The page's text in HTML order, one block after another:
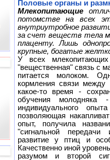
Половые органы и
Млекопитающие
потомстве на всех
внутриутробное
за счет веществ тела
плаценту. Лишь
крупные, богатые
У всех
"вещественная" связь с
питается молоком.
кормления связи между
какое-то время -
обучения молодняка -
индивидуального
позволяющая
опыт, получила
"сигнальной
развитие у птиц и
Качественно иной
разумом и второй